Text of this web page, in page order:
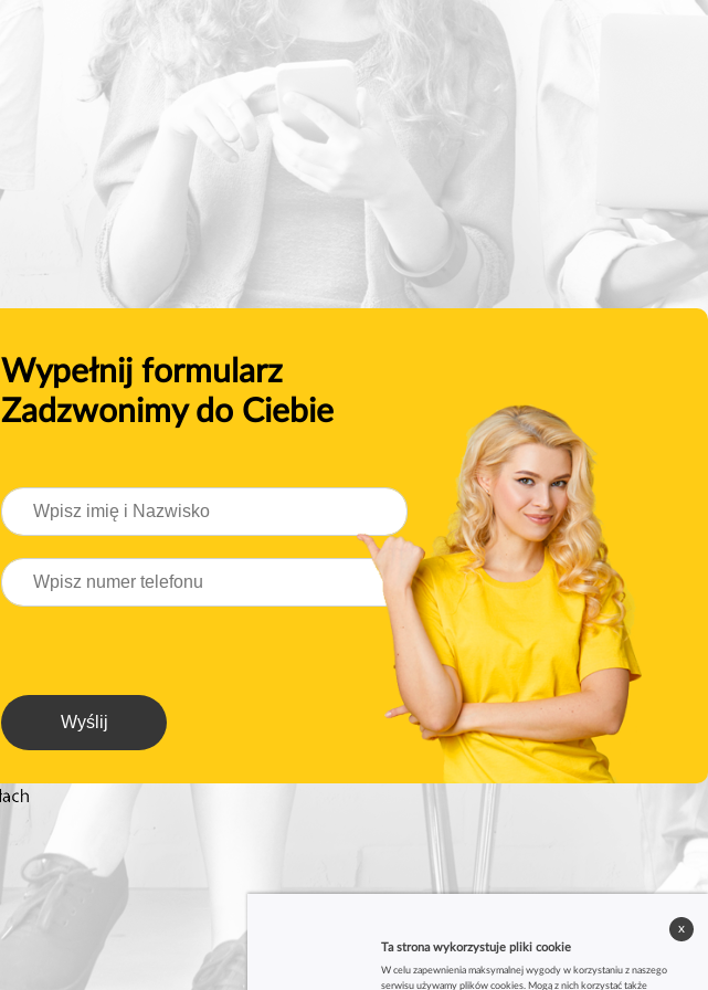
Wypełnij formularz
Zadzwonimy do Ciebie
Wyślij
Ta strona wykorzystuje pliki cookie
W celu zapewnienia maksymalnej wygody w korzystaniu z naszego
serwisu używamy plików cookies. Mogą z nich korzystać także
x